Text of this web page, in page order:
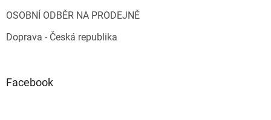
OSOBNÍ ODBĚR NA PRODEJNĚ
Doprava - Česká republika
Facebook